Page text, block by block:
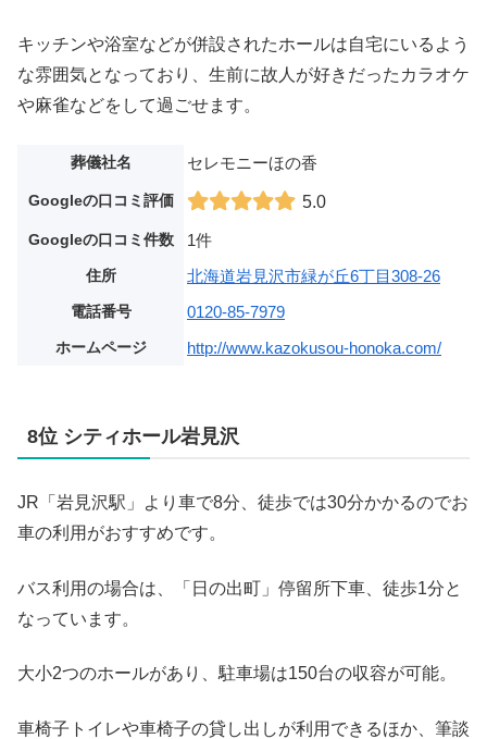
キッチンや浴室などが併設されたホールは自宅にいるよう
な雰囲気となっており、生前に故人が好きだったカラオケ
や麻雀などをして過ごせます。
葬儀社名 セレモニーほの香
Googleの口コミ評価 5.0
Googleの口コミ件数 1件
住所 北海道岩見沢市緑が丘6丁目308-26
電話番号 0120-85-7979
ホームページ http://www.kazokusou-honoka.com/
8位 シティホール岩見沢
JR「岩見沢駅」より車で8分、徒歩では30分かかるのでお
車の利用がおすすめです。
バス利用の場合は、「日の出町」停留所下車、徒歩1分と
なっています。
大小2つのホールがあり、駐車場は150台の収容が可能。
車椅子トイレや車椅子の貸し出しが利用できるほか、筆談